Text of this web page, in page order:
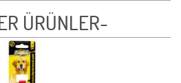
ÜRÜNLER-